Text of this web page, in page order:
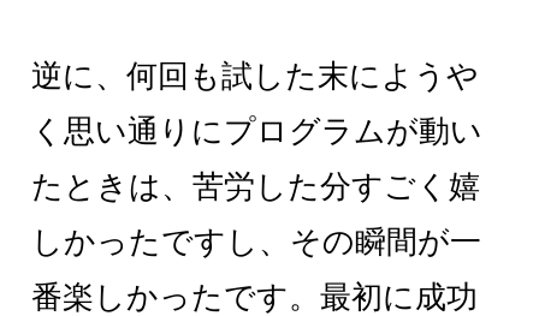
逆に、何回も試した末にようや
く思い通りにプログラムが動い
たときは、苦労した分すごく嬉
しかったですし、その瞬間が一
番楽しかったです。最初に成功